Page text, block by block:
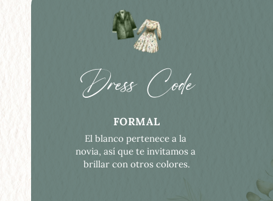
Dress Code
FORMAL
El blanco pertenece a la
novia, así que te invitamos a
brillar con otros colores.